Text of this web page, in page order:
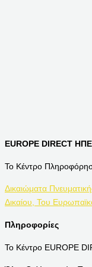
EUROPE DIRECT
Το Κέντρο
Δικαιώματα
Δικαίου, Του
Πληροφορίες
Το Κέντρο EUROPE